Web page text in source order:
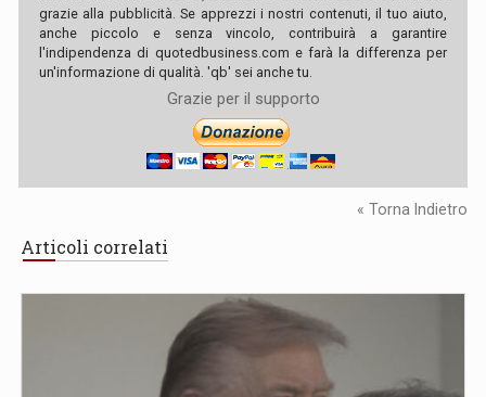
grazie alla pubblicità. Se apprezzi i nostri contenuti, il tuo aiuto,
anche piccolo e senza vincolo, contribuirà a garantire
l'indipendenza di quotedbusiness.com e farà la differenza per
un'informazione di qualità. 'qb' sei anche tu.
Grazie per il supporto
« Torna Indietro
Articoli correlati